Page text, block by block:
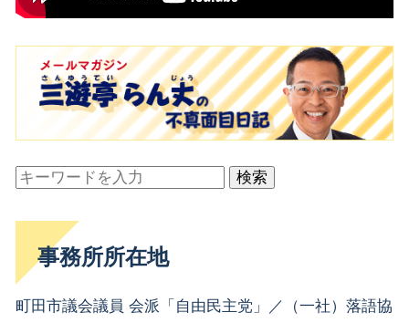
検索
事務所所在地
町田市議会議員 会派「自由民主党」／（一社）落語協